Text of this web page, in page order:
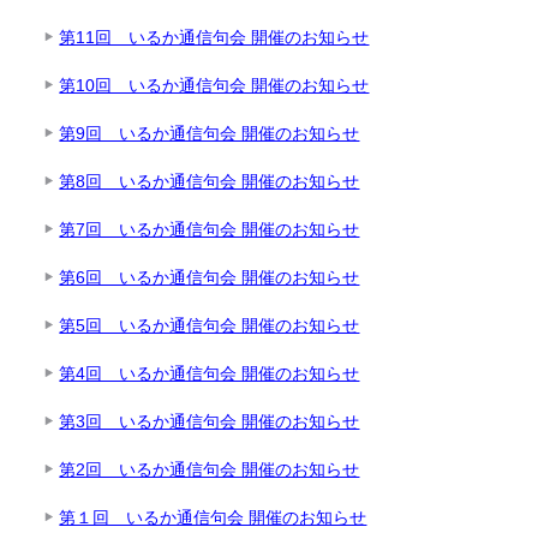
第11回 いるか通信句会 開催のお知らせ
第10回 いるか通信句会 開催のお知らせ
第9回 いるか通信句会 開催のお知らせ
第8回 いるか通信句会 開催のお知らせ
第7回 いるか通信句会 開催のお知らせ
第6回 いるか通信句会 開催のお知らせ
第5回 いるか通信句会 開催のお知らせ
第4回 いるか通信句会 開催のお知らせ
第3回 いるか通信句会 開催のお知らせ
第2回 いるか通信句会 開催のお知らせ
第１回 いるか通信句会 開催のお知らせ